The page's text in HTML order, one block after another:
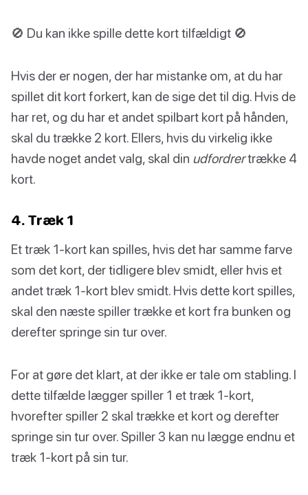
🚫 Du kan ikke spille dette kort tilfældigt 🚫
Hvis der er nogen, der har mistanke om, at du har
spillet dit kort forkert, kan de sige det til dig. Hvis de
har ret, og du har et andet spilbart kort på hånden,
skal du trække 2 kort. Ellers, hvis du virkelig ikke
havde noget andet valg, skal din udfordrertrække 4
kort.
4. Træk 1
Et træk 1-kort kan spilles, hvis det har samme farve
som det kort, der tidligere blev smidt, eller hvis et
andet træk 1-kort blev smidt. Hvis dette kort spilles,
skal den næste spiller trække et kort fra bunken og
derefter springe sin tur over.
For at gøre det klart, at der ikke er tale om stabling. I
dette tilfælde lægger spiller 1 et træk 1-kort,
hvorefter spiller 2 skal trække et kort og derefter
springe sin tur over. Spiller 3 kan nu lægge endnu et
træk 1-kort på sin tur.